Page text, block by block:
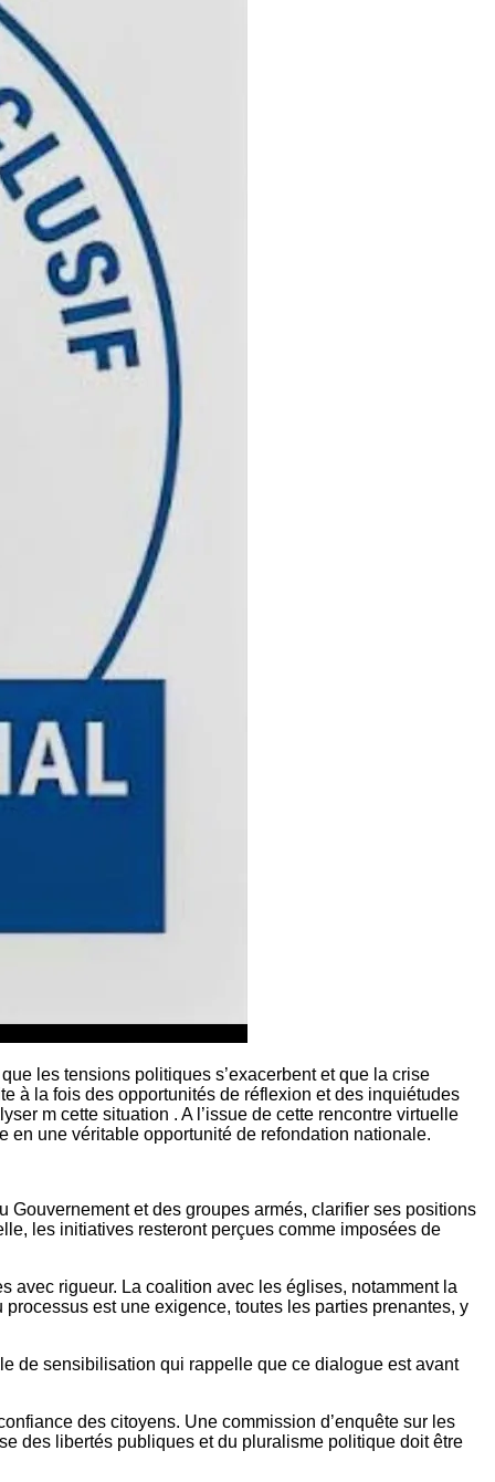
les tensions politiques s’exacerbent et que la crise
à la fois des opportunités de réflexion et des inquiétudes
m cette situation . A l’issue de cette rencontre virtuelle
en une véritable opportunité de refondation nationale.
et des groupes armés, clarifier ses positions
les initiatives resteront perçues comme imposées de
avec rigueur. La coalition avec les églises, notamment la
est une exigence, toutes les parties prenantes, y
de sensibilisation qui rappelle que ce dialogue est avant
des citoyens. Une commission d’enquête sur les
des libertés publiques et du pluralisme politique doit être